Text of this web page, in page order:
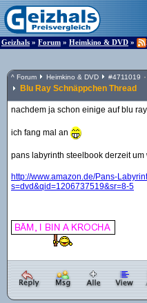
Geizhals » Forum » Heimkino & DVD »
^ Forum Heimkino & DVD #4711019
Blu Ray Schnäppchen Thread
nachdem ja schon einige auf blu
ich fang mal an
pans labyrinth steelbook derzeit
http://www.amazon.de/Pans-
s=dvd&qid=1206737519&sr=8-5